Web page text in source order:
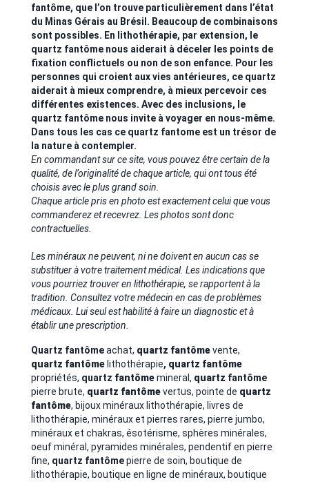
fantôme, que l’on trouve particulièrement dans l’état
du Minas Gérais au Brésil. Beaucoup de combinaisons
sont possibles. En lithothérapie, par extension, le
quartz fantôme nous aiderait à déceler les points de
fixation conflictuels ou non de son enfance. Pour les
personnes qui croient aux vies antérieures, ce quartz
aiderait à mieux comprendre, à mieux percevoir ces
différentes existences. Avec des inclusions, le
quartz fantôme nous invite à voyager en nous-même.
Dans tous les cas ce quartz fantome est un trésor de
la nature à contempler.
En commandant sur ce site, vous pouvez être certain de la
qualité, de l’originalité de chaque article, qui ont tous été
choisis avec le plus grand soin.
Chaque article pris en photo est exactement celui que vous
commanderez et recevrez. Les photos sont donc
contractuelles.
Les minéraux ne peuvent, ni ne doivent en aucun cas se
substituer à votre traitement médical. Les indications que
vous pourriez trouver en lithothérapie, se rapportent à la
tradition. Consultez votre médecin en cas de problèmes
médicaux. Lui seul est habilité à faire un diagnostic et à
établir une prescription.
Quartz fantômeachat, quartz fantômevente,
quartz fantôme lithothérapie, quartz fantôme
propriétés, quartz fantômemineral, quartz fantôme
pierre brute, quartz fantômevertus, pointe de quartz
fantôme, bijoux minéraux lithothérapie, livres de
lithothérapie, minéraux et pierres rares, pierre jumbo,
minéraux et chakras, ésotérisme, sphères minérales,
oeuf minéral, pyramides minérales, pendentif en pierre
fine, quartz fantômepierre de soin, boutique de
lithothérapie, boutique en ligne de minéraux, boutique